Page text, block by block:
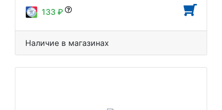
133 ₽
Наличие в магазинах